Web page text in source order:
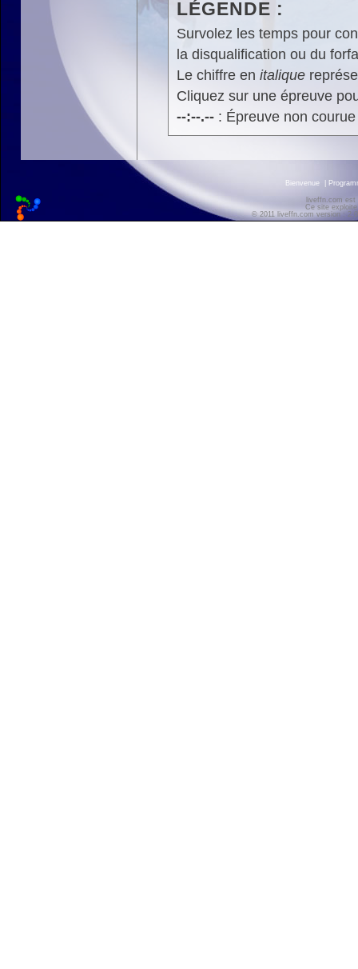
LÉGENDE :
Survolez les temps pour
la disqualification ou du
Le chiffre en italique
Cliquez sur une épreuve
--:--.--: Épreuve non
Bienvenue
liveffn.com est
Ce site
© 2011 liveffn.com version :